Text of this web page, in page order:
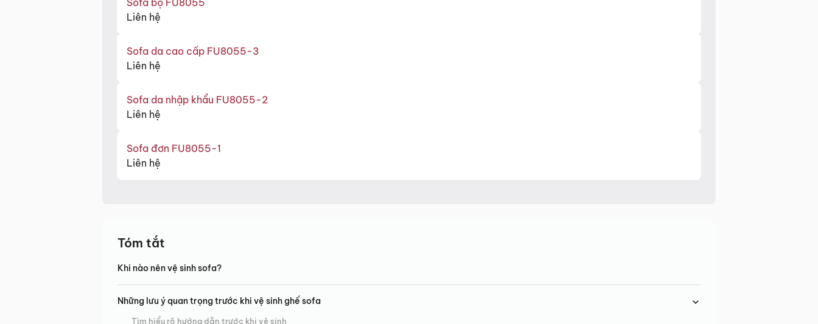
Sofa bộ FU8055
Liên hệ
Sofa da cao cấp FU8055-3
Liên hệ
Sofa da nhập khẩu FU8055-2
Liên hệ
Sofa đơn FU8055-1
Liên hệ
Tóm tắt
Khi nào nên vệ sinh sofa?
Những lưu ý quan trọng trước khi vệ sinh ghế sofa
Tìm hiểu rõ hướng dẫn trước khi vệ sinh